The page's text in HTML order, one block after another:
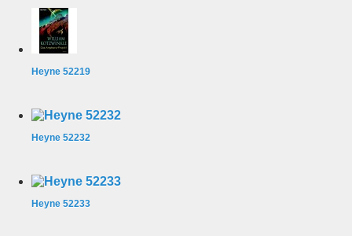
Heyne 52219
Heyne 52232
Heyne 52233